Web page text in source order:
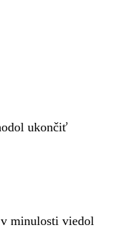
ukončiť
minulosti viedol